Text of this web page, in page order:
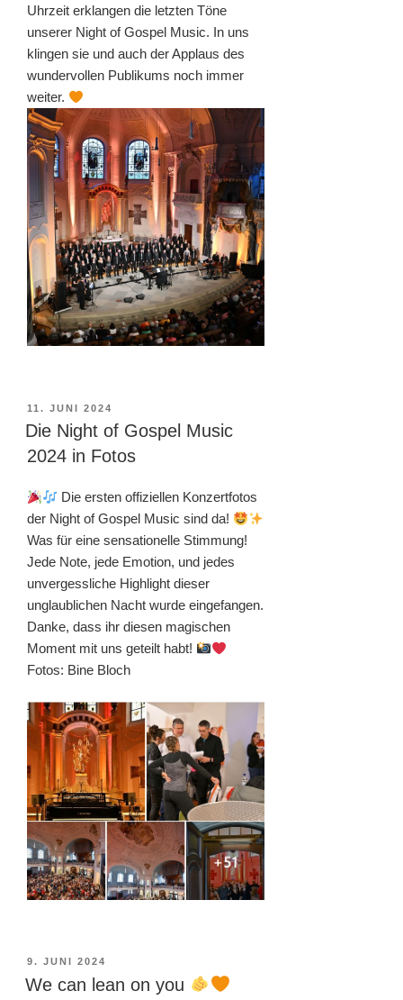
Uhrzeit erklangen die letzten Töne
unserer Night of Gospel Music. In uns
klingen sie und auch der Applaus des
wundervollen Publikums noch immer
weiter.
VERÖFFENTLICHT
AM
11. JUNI 2024
Die Night of Gospel Music
2024 in Fotos
Die ersten offiziellen Konzertfotos
der Night of Gospel Music sind da!
Was für eine sensationelle Stimmung!
Jede Note, jede Emotion, und jedes
unvergessliche Highlight dieser
unglaublichen Nacht wurde eingefangen.
Danke, dass ihr diesen magischen
Moment mit uns geteilt habt!
Fotos: Bine Bloch
VERÖFFENTLICHT
AM
9. JUNI 2024
We can lean on you